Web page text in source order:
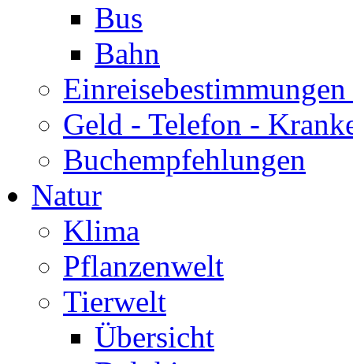
Bus
Bahn
Geld - Telefon -
Buchempfehlungen
Natur
Klima
Pflanzenwelt
Tierwelt
Übersicht